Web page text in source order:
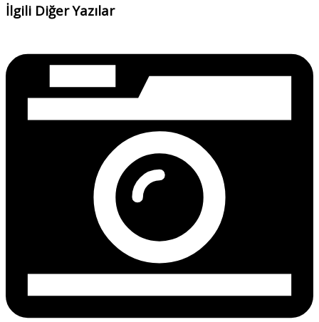
İlgili Diğer Yazılar